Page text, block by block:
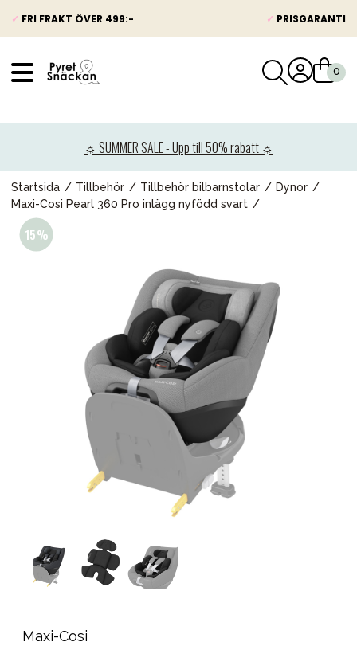
✓ FRI FRAKT ÖVER 499:- ✓ PRISGARANTI
☼ SUMMER SALE - Upp till 50% rabatt ☼
Startsida Tillbehör Tillbehör bilbarnstolar
Dynor
Maxi-Cosi Pearl 360 Pro inlägg nyfödd svart
Maxi-Cosi
Barnvagnar
Bilbarnstolar
Leksaker
Förälder
Möbler & bädd
Tillbehör
Reservdelar
Kampanjer
Presenttips
Våra favoriter
Varumärken
Sol och bad
Kontakta oss